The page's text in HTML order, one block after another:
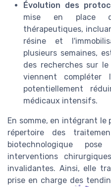
Évolution des
mise en place
thérapeutiques,
résine et
plusieurs semaines,
des recherches sur
viennent
potentiellement
médicaux intensifs.
En somme, en intégrant
répertoire des
biotechnologique
interventions
invalidantes. Ainsi, elle
prise en charge des